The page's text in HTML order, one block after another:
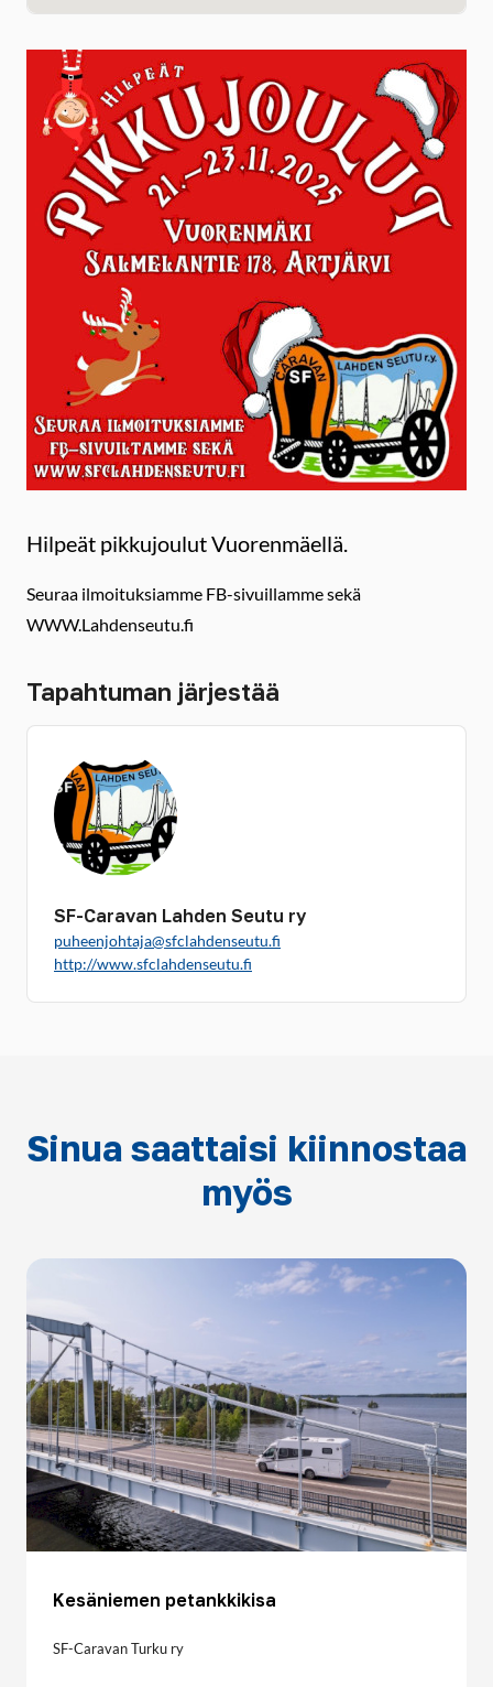
Hilpeät pikkujoulut Vuorenmäellä.
Seuraa ilmoituksiamme FB-sivuillamme sekä
WWW.Lahdenseutu.fi
Tapahtuman järjestää
SF-Caravan Lahden Seutu ry
puheenjohtaja@sfclahdenseutu.fi
http://www.sfclahdenseutu.fi
Sinua saattaisi kiinnostaa
myös
Kesäniemen petankkikisa
SF-Caravan Turku ry